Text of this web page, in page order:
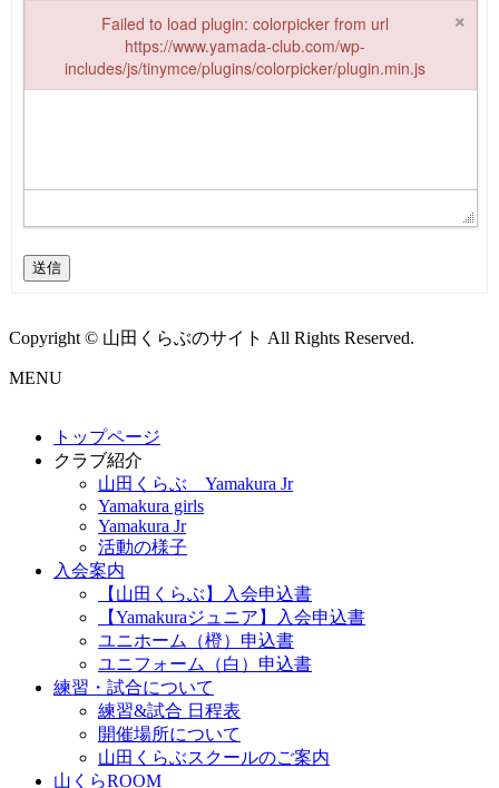
送信
Copyright © 山田くらぶのサイト All Rights Reserved.
MENU
トップページ
クラブ紹介
山田くらぶ Yamakura Jr
Yamakura girls
Yamakura Jr
活動の様子
入会案内
【山田くらぶ】入会申込書
【Yamakuraジュニア】入会申込書
ユニホーム（橙）申込書
ユニフォーム（白）申込書
練習・試合について
練習&試合 日程表
開催場所について
山田くらぶスクールのご案内
山くらROOM
Failed to load plugin: colorpicker from url
https://www.yamada-club.com/wp-
includes/js/tinymce/plugins/colorpicker/plugin.min.js
×
Failed to load plugin: colorpicker from url https://www.yamada-